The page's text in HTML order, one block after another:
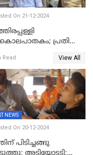
On 21-12-2024
പ്രതി
Read View All
NEWS
On 20-12-2024
പിടിച്ചങ്ങു